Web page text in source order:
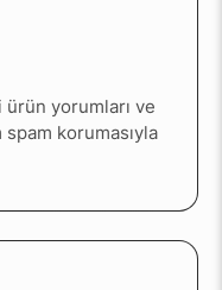
ürün yorumları ve
korumasıyla